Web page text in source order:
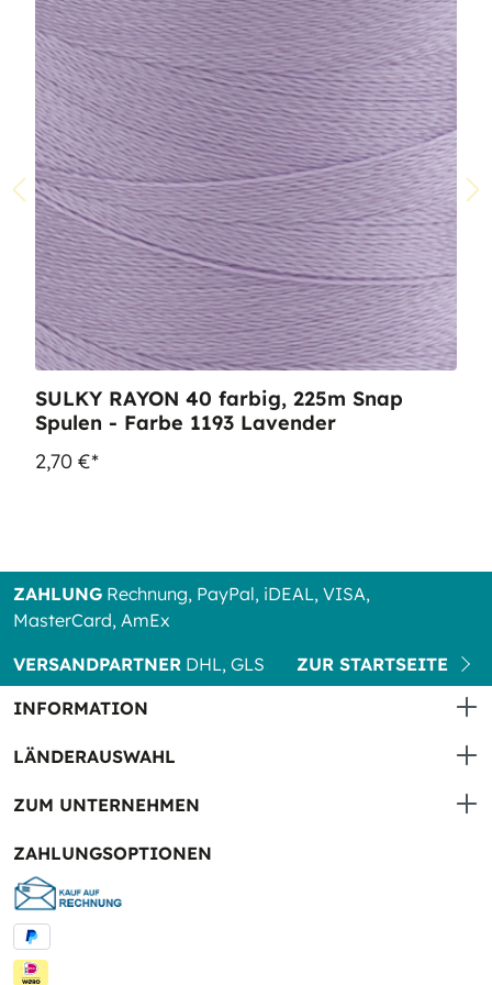
SULKY RAYON 40 farbig, 225m Snap
Spulen - Farbe 1193 Lavender
2,70 €*
ZAHLUNG Rechnung, PayPal, iDEAL, VISA,
MasterCard, AmEx
VERSANDPARTNER DHL, GLS
ZUR STARTSEITE
INFORMATION
LÄNDERAUSWAHL
ZUM UNTERNEHMEN
ZAHLUNGSOPTIONEN